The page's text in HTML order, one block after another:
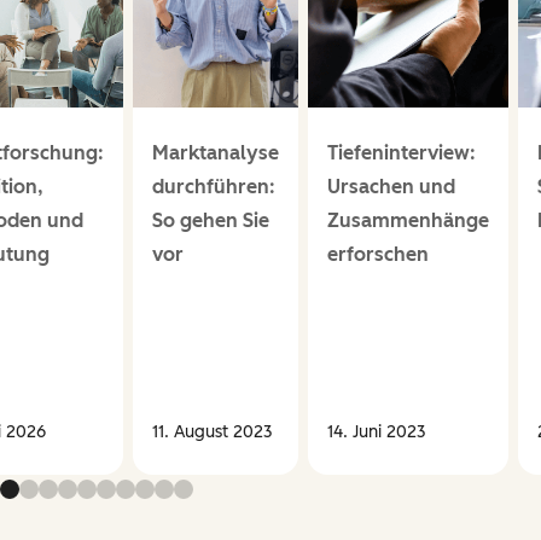
und
2026
Marktanalyse
durchführen:
So gehen Sie
vor
11. August 2023
Tiefeninterview:
Ursachen und
Zusammenhänge
erforschen
14. Juni 2023